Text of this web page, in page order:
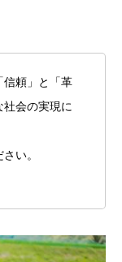
信頼」と「革
会の実現に
い。